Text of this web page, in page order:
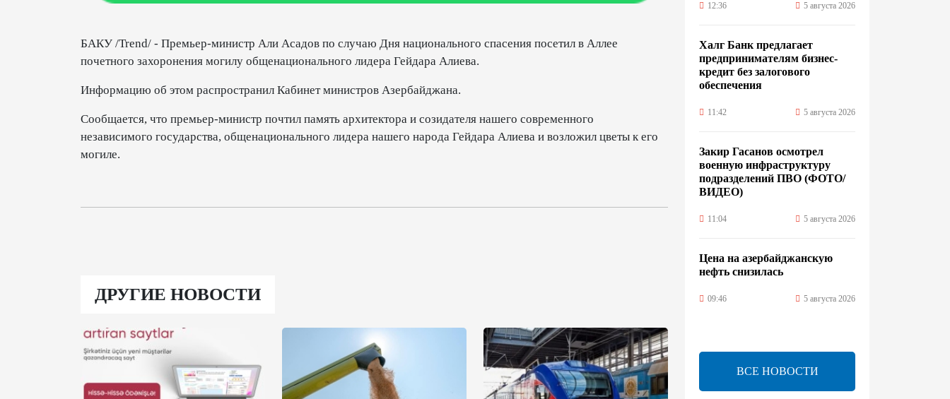
БАКУ /Trend/ - Премьер-министр Али Асадов по случаю Дня национального спасения посетил в Аллее
почетного захоронения могилу общенационального лидера Гейдара Алиева.
Информацию об этом распространил Кабинет министров Азербайджана.
Сообщается, что премьер-министр почтил память архитектора и созидателя нашего современного
независимого государства, общенационального лидера нашего народа Гейдара Алиева и возложил цветы к его
могиле.
ДРУГИЕ НОВОСТИ
12:36 5 августа 2026
Халг Банк предлагает
предпринимателям бизнес-
кредит без залогового
обеспечения
11:42 5 августа 2026
Закир Гасанов осмотрел
военную инфраструктуру
подразделений ПВО (ФОТО/
ВИДЕО)
11:04 5 августа 2026
Цена на азербайджанскую
нефть cнизилась
09:46 5 августа 2026
ученый Эргун Кырлыковалы
раскритиковал позицию
Талеба по вопросу Рубена
Варданяна
ВСЕ НОВОСТИ